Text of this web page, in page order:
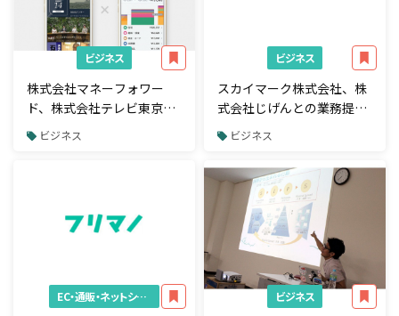
ビジネス
株式会社マネーフォワー
ド、株式会社テレビ東京と
共同キャンペーンを開始
ビジネス
ビジネス
スカイマーク株式会社、株
式会社じげんとの業務提携
を発表
ビジネス
EC・通販・ネットショップ ビジネス